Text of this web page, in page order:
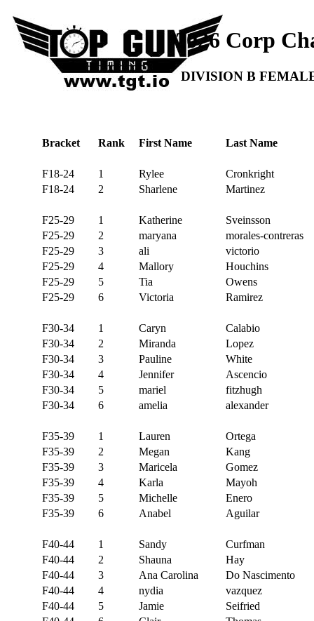
2026 Corp
DIVISION B
Bracket Rank First Name Last Name
F18-24 1 Rylee
Cronkright
F18-24
2 Sharlene Martinez
F25-29 1 Katherine
Sveinsson
F25-29
2 maryana
morales-contreras
F25-29
3 ali
victorio
F25-29
4 Mallory
Houchins
F25-29
5 Tia
Owens
F25-29
6 Victoria Ramirez
F30-34 1 Caryn
Calabio
F30-34
2 Miranda
Lopez
F30-34
3 Pauline
White
F30-34
4 Jennifer
Ascencio
F30-34
5 mariel
fitzhugh
F30-34
6 amelia alexander
F35-39 1 Lauren
Ortega
F35-39
2 Megan
Kang
F35-39
3 Maricela
Gomez
F35-39
4 Karla
Mayoh
F35-39
5 Michelle
Enero
F35-39
6 Anabel Aguilar
F40-44 1 Sandy
Curfman
F40-44
2 Shauna
Hay
F40-44
3 Ana Carolina
Do Nascimento
F40-44
4 nydia
vazquez
F40-44
5 Jamie
Seifried